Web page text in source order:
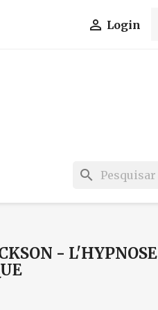
 Login
search
- L'HYPNOSE